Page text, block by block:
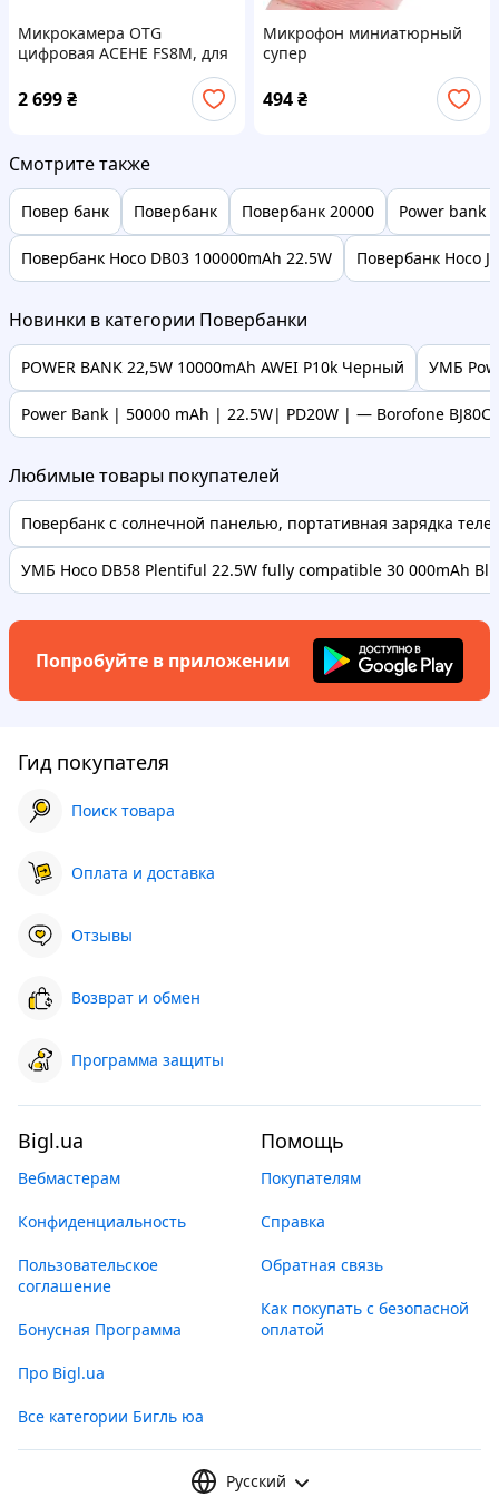
Микрокамера OTG
цифровая ACEHE FS8M, для
видеорегистратора из
смартфона
2 699₴
Микрофон миниатюрный
супер
высокочувствительный с
системой АРУ, для FPV и
DVR камер Flywoo AGC-PCB
494₴
Смотрите также
Повер банк Повербанк Повербанк 20000 Power bank
Повербанк Hoco DB03 100000mAh 22.5W Повербанк Hoco
Новинки в категории Повербанки
POWER BANK 22,5W 10000mAh AWEI P10k Черный УМБ
Power Bank | 50000 mAh | 22.5W| PD20W | — Borofone
Любимые товары покупателей
Повербанк с солнечной панелью, портативная зарядка
УМБ Hoco DB58 Plentiful 22.5W fully compatible 30 000mAh
Попробуйте в приложении
Гид покупателя
Поиск товара
Оплата и доставка
Отзывы
Возврат и обмен
Программа защиты
Bigl.ua
Вебмастерам
Конфиденциальность
Пользовательское
соглашение
Бонусная Программа
Про Bigl.ua
Все категории Бигль юа
Помощь
Покупателям
Справка
Обратная связь
Как покупать с безопасной
оплатой
Русский